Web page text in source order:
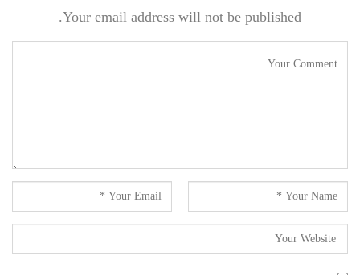
Your email address will not be published.